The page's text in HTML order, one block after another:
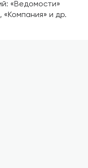
«Ведомости»
«Компания» и др.